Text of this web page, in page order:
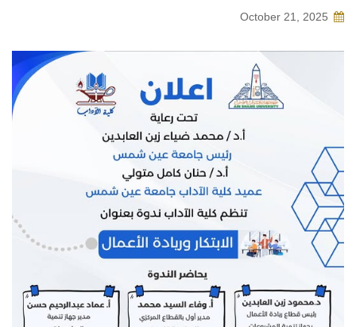
October 21, 2025